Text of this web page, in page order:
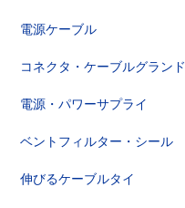
電源ケーブル
コネクタ・ケーブルグランド
電源・パワーサプライ
ベントフィルター・シール
伸びるケーブルタイ